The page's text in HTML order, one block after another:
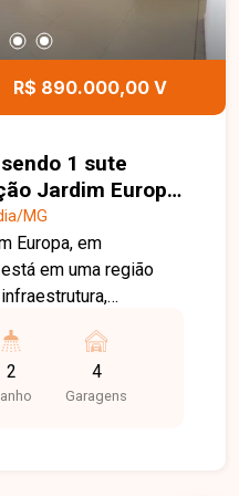
conforto e
R$ 890.000,00 V
1 sute
Jardim Europa
MG
Europa, em
em uma região
e diversos
e praticidade
2 4
Garagens